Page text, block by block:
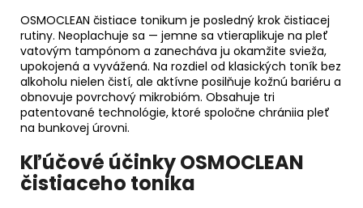
OSMOCLEAN čistiace tonikum je posledný krok čistiacej
rutiny. Neoplachuje sa — jemne sa vtieraplikuje na pleť
vatovým tampónom a zanecháva ju okamžite svieža,
upokojená a vyvážená. Na rozdiel od klasických toník bez
alkoholu nielen čistí, ale aktívne posilňuje kožnú bariéru a
obnovuje povrchový mikrobióm. Obsahuje tri
patentované technológie, ktoré spoločne chrániia pleť
na bunkovej úrovni.
Kľúčové účinky OSMOCLEAN
čistiaceho tonika